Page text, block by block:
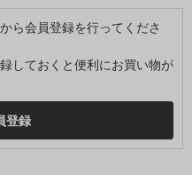
ら会員登録を行ってくださ
しておくと便利にお買い物が